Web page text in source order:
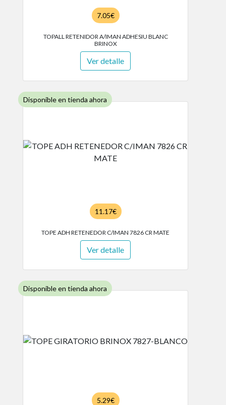
7.05€
TOPALL RETENIDOR A/IMAN ADHESIU BLANC
BRINOX
Ver detalle
Disponible en tienda ahora
11.17€
TOPE ADH RETENEDOR C/IMAN 7826 CR MATE
Ver detalle
Disponible en tienda ahora
5.29€